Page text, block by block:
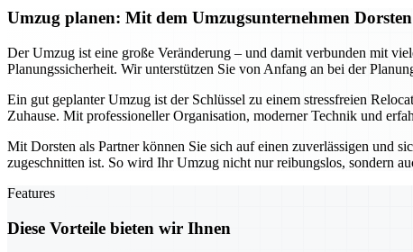
Umzug planen: Mit dem Umzugsunternehmen
Der Umzug ist eine große Veränderung – und damit verbunden mit
Planungssicherheit. Wir unterstützen Sie von Anfang an bei der
Ein gut geplanter Umzug ist der Schlüssel zu einem stressfreien
Zuhause. Mit professioneller Organisation, moderner Technik und
Mit Dorsten als Partner können Sie sich auf einen zuverlässigen und
zugeschnitten ist. So wird Ihr Umzug nicht nur reibungslos, sondern
Features
Diese Vorteile bieten wir Ihnen